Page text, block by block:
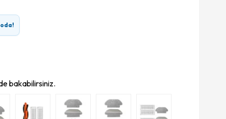
bakabilirsiniz.